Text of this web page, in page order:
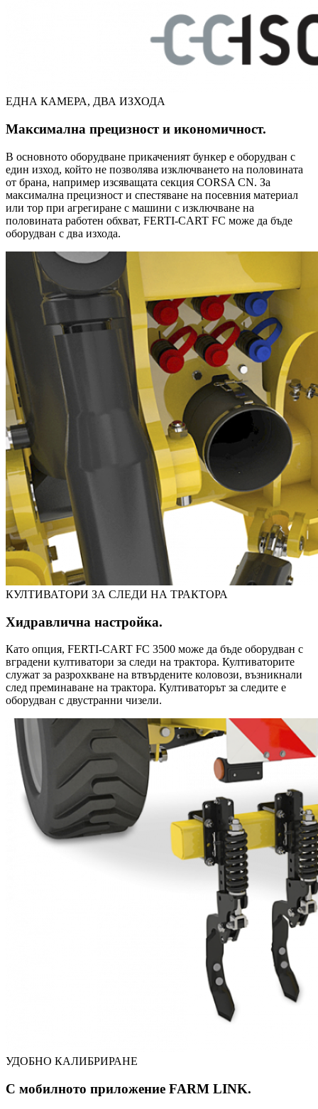
ЕДНА КАМЕРА, ДВА ИЗХОДА
Максимална прецизност и икономичност.
В основното оборудване прикаченият бункер е оборудван с
един изход, който не позволява изключването на половината
от брана, например изсяващата секция CORSA CN. За
максимална прецизност и спестяване на посевния материал
или тор при агрегиране с машини с изключване на
половината работен обхват, FERTI-CART FC може да бъде
оборудван с два изхода.
КУЛТИВАТОРИ ЗА СЛЕДИ НА ТРАКТОРА
Хидравлична настройка.
Като опция, FERTI-CART FC 3500 може да бъде оборудван с
вградени култиватори за следи на трактора. Култиваторите
служат за разрохкване на втвърдените коловози, възникнали
след преминаване на трактора. Култиваторът за следите е
оборудван с двустранни чизели.
УДОБНО КАЛИБРИРАНЕ
С мобилното приложение FARM LINK.